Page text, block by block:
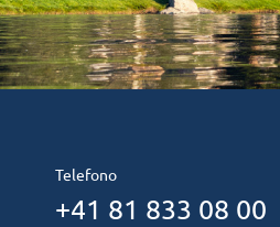
Telefono
+41 81 833 08 00